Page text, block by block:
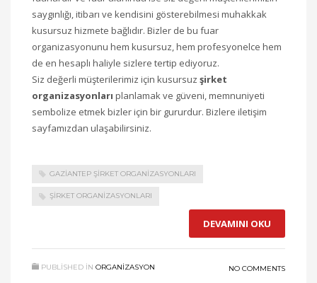
saygınlığı, itibarı ve kendisini gösterebilmesi muhakkak
kusursuz hizmete bağlıdır. Bizler de bu fuar
organizasyonunu hem kusursuz, hem profesyonelce hem
de en hesaplı haliyle sizlere tertip ediyoruz.
Siz değerli müşterilerimiz için kusursuz şirket
organizasyonları planlamak ve güveni, memnuniyeti
sembolize etmek bizler için bir gururdur. Bizlere iletişim
sayfamızdan ulaşabilirsiniz.
GAZIANTEP ŞIRKET ORGANIZASYONLARI
ŞIRKET ORGANIZASYONLARI
DEVAMINI OKU
PUBLISHED IN ORGANIZASYON NO COMMENTS